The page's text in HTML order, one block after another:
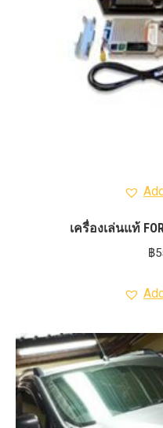
เครื่องเล่นแท้
฿